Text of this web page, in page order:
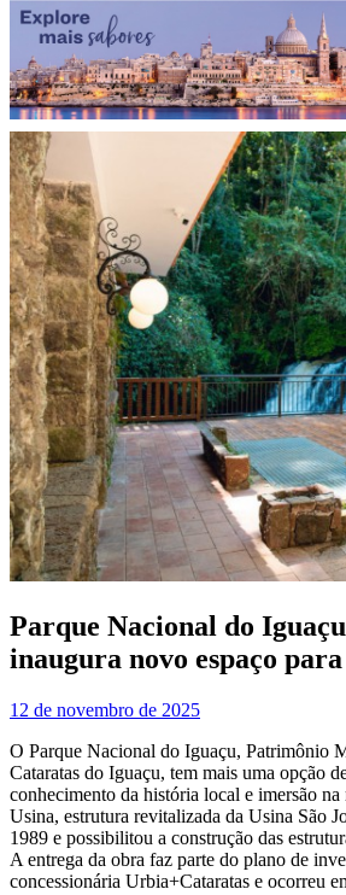
Parque Nacional do Iguaçu
inaugura novo espaço
12 de novembro de 2025
O Parque Nacional do Iguaçu, Patrimônio
Cataratas do Iguaçu, tem mais uma opção
conhecimento da história local e imersão
Usina, estrutura revitalizada da Usina São
1989 e possibilitou a construção das
A entrega da obra faz parte do plano de
concessionária Urbia+Cataratas e ocorreu